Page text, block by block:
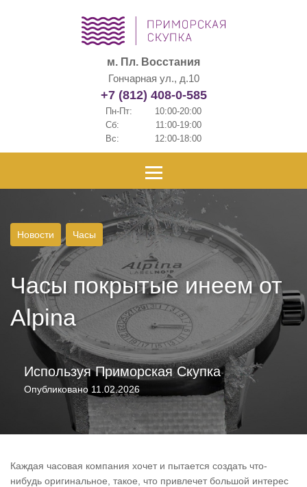
м. Пл. Восстания
Гончарная ул., д.10
+7 (812) 408-0-585
Пн-Пт:
10:00-20:00
Сб:
11:00-19:00
Вс:
12:00-18:00
Новости Часы
Часы покрытые инеем от
Alpina
ИспользуяПриморская Скупка
Опубликовано 11.02.2026
Каждая часовая компания хочет и пытается создать что-
нибудь оригинальное, такое, что привлечет большой интерес